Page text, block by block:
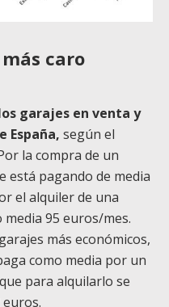
caro
garajes en venta y
España, según el
la compra de un
está pagando de media
el alquiler de una
95 euros/mes.
más económicos,
como media por un
para alquilarlo se